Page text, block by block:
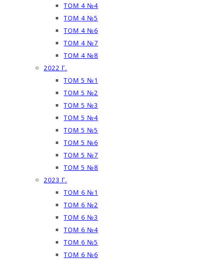
ТОМ 4 №4
ТОМ 4 №5
ТОМ 4 №6
ТОМ 4 №7
ТОМ 4 №8
2022 Г.
ТОМ 5 №1
ТОМ 5 №2
ТОМ 5 №3
ТОМ 5 №4
ТОМ 5 №5
ТОМ 5 №6
ТОМ 5 №7
ТОМ 5 №8
2023 Г.
ТОМ 6 №1
ТОМ 6 №2
ТОМ 6 №3
ТОМ 6 №4
ТОМ 6 №5
ТОМ 6 №6